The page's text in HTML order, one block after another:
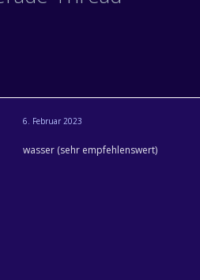
6. Februar 2023
wasser (sehr empfehlenswert)